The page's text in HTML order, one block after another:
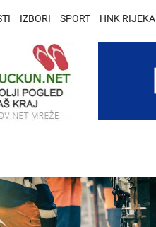
IZBORI SPORT HNK RIJEKA